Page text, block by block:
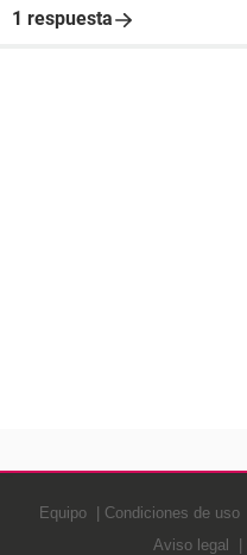
1 respuesta
Equipo Condiciones de uso
Aviso legal